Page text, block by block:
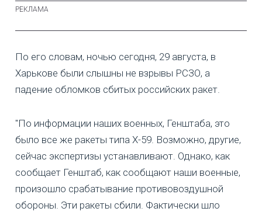
По его словам, ночью сегодня, 29 августа, в
Харькове были слышны не взрывы РСЗО, а
падение обломков сбитых российских ракет.
"По информации наших военных, Генштаба, это
было все же ракеты типа Х-59. Возможно, другие,
сейчас экспертизы устанавливают. Однако, как
сообщает Генштаб, как сообщают наши военные,
произошло срабатывание противовоздушной
обороны. Эти ракеты сбили. Фактически шло